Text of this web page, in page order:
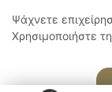
Ψάχνετε
Χρησιμοποιήστε